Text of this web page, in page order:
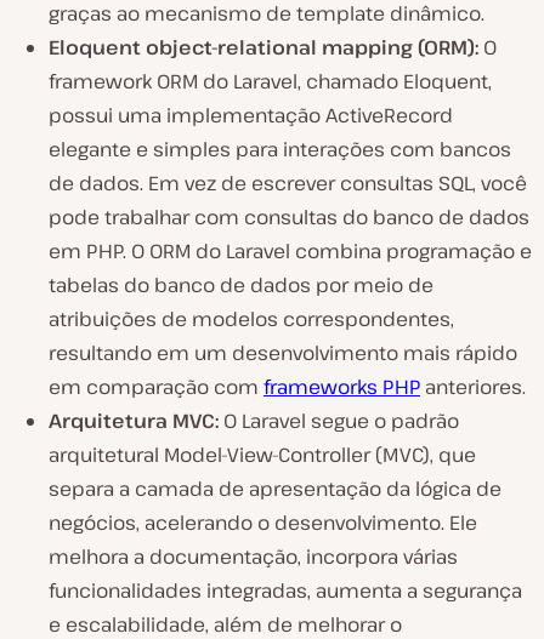
graças ao mecanismo de template dinâmico.
Eloquent object-relational mapping (ORM): O
framework ORM do Laravel, chamado Eloquent,
possui uma implementação ActiveRecord
elegante e simples para interações com bancos
de dados. Em vez de escrever consultas SQL, você
pode trabalhar com consultas do banco de dados
em PHP. O ORM do Laravel combina programação e
tabelas do banco de dados por meio de
atribuições de modelos correspondentes,
resultando em um desenvolvimento mais rápido
em comparação com frameworks PHP anteriores.
Arquitetura MVC: O Laravel segue o padrão
arquitetural Model-View-Controller (MVC), que
separa a camada de apresentação da lógica de
negócios, acelerando o desenvolvimento. Ele
melhora a documentação, incorpora várias
funcionalidades integradas, aumenta a segurança
e escalabilidade, além de melhorar o